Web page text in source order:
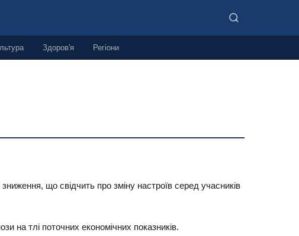
Здоров'я Регіони
що свідчить про зміну настроїв серед учасників
на тлі поточних економічних показників.